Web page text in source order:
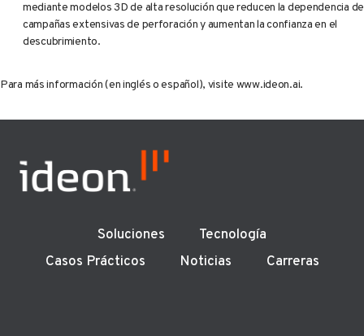
mediante modelos 3D de alta resolución que reducen la dependencia de
campañas extensivas de perforación y aumentan la confianza en el
descubrimiento.
Para más información (en inglés o español), visite www.ideon.ai.
Soluciones
Tecnología
Casos Prácticos
Noticias Carreras